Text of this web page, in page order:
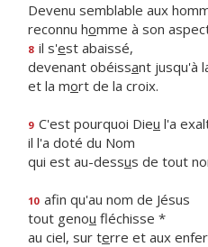
Devenu semblable aux
reconnu homme à son
8 il s'est abaissé,
devenant obéissant jusqu'à
et la mort de la croix.
9 C'est pourquoi Dieu l'a
il l'a doté du Nom
qui est au-dessus de tout
10 afin qu'au nom de Jésus
tout genou fléchisse *
au ciel, sur terre et aux